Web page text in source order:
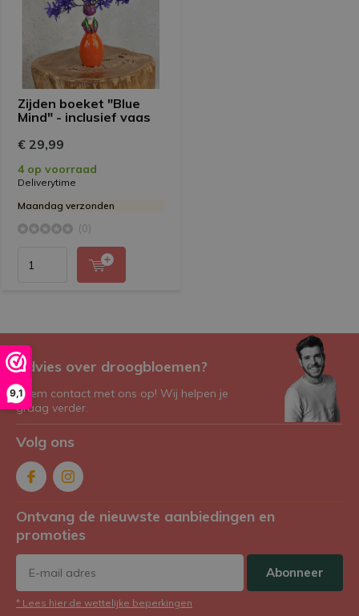
9,1
Zijden boeket "Blue
Mind" - inclusief vaas
€ 29,99
4 op voorraad
Deliverytime
Maandag verzonden
(0)
Advies over droogbloemen?
Neem contact met ons op! Wij helpen je
graag verder.
Volg ons
Ontvang de nieuwste aanbiedingen en
promoties
Abonneer
* Lees hier de wettelijke beperkingen